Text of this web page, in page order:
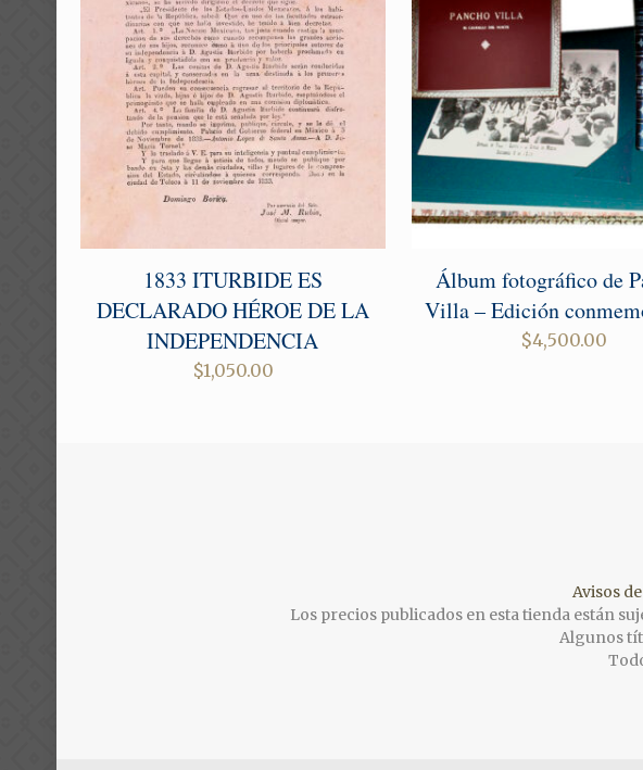
1833 ITURBIDE ES
DECLARADO HÉROE DE LA
INDEPENDENCIA
$1,050.00
Álbum fotográfico de
Villa – Edición
$4,500.00
Avisos
Los precios publicados en esta tienda están
Algunos